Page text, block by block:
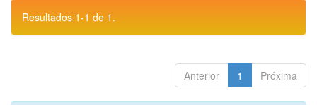
Resultados 1-1 de 1.
Anterior 1 Próxima